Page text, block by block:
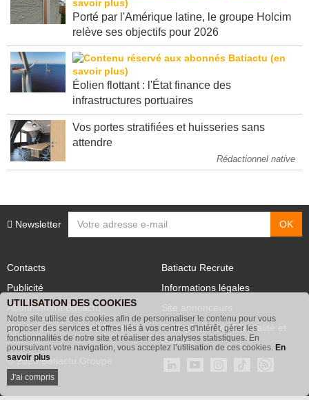
Porté par l'Amérique latine, le groupe Holcim
Éolien flottant : l'État finance des
Vos portes stratifiées et huisseries sans
Rédactionnel native
Publicité
Abonnement Batiactu
Voir les contenus+ de Batiactu
Site annonceurs
Politique de confidentialité et
cookies
© 2026 Batiactu Groupe
UTILISATION DES COOKIES
Notre site utilise des cookies afin de personnaliser le contenu pour vous
proposer des services et offres liés à vos centres d'intérêt, gérer les
fonctionnalités de notre site et réaliser des analyses statistiques. En
poursuivant votre navigation, vous acceptez l’utilisation de ces cookies. En
savoir plus
J'ai compris